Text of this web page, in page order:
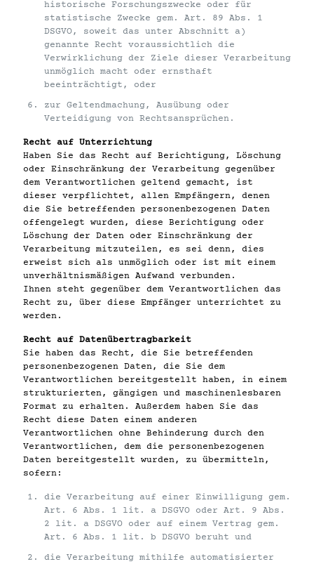
historische Forschungszwecke oder für
statistische Zwecke gem. Art. 89 Abs. 1
DSGVO, soweit das unter Abschnitt a)
genannte Recht voraussichtlich die
Verwirklichung der Ziele dieser Verarbeitung
unmöglich macht oder ernsthaft
beeinträchtigt, oder
zur Geltendmachung, Ausübung oder
Verteidigung von Rechtsansprüchen.
Recht auf Unterrichtung
Haben Sie das Recht auf Berichtigung, Löschung
oder Einschränkung der Verarbeitung gegenüber
dem Verantwortlichen geltend gemacht, ist
dieser verpflichtet, allen Empfängern, denen
die Sie betreffenden personenbezogenen Daten
offengelegt wurden, diese Berichtigung oder
Löschung der Daten oder Einschränkung der
Verarbeitung mitzuteilen, es sei denn, dies
erweist sich als unmöglich oder ist mit einem
unverhältnismäßigen Aufwand verbunden.
Ihnen steht gegenüber dem Verantwortlichen das
Recht zu, über diese Empfänger unterrichtet zu
werden.
Recht auf Datenübertragbarkeit
Sie haben das Recht, die Sie betreffenden
personenbezogenen Daten, die Sie dem
Verantwortlichen bereitgestellt haben, in einem
strukturierten, gängigen und maschinenlesbaren
Format zu erhalten. Außerdem haben Sie das
Recht diese Daten einem anderen
Verantwortlichen ohne Behinderung durch den
Verantwortlichen, dem die personenbezogenen
Daten bereitgestellt wurden, zu übermitteln,
sofern:
die Verarbeitung auf einer Einwilligung gem.
Art. 6 Abs. 1 lit. a DSGVO oder Art. 9 Abs.
2 lit. a DSGVO oder auf einem Vertrag gem.
Art. 6 Abs. 1 lit. b DSGVO beruht und
die Verarbeitung mithilfe automatisierter